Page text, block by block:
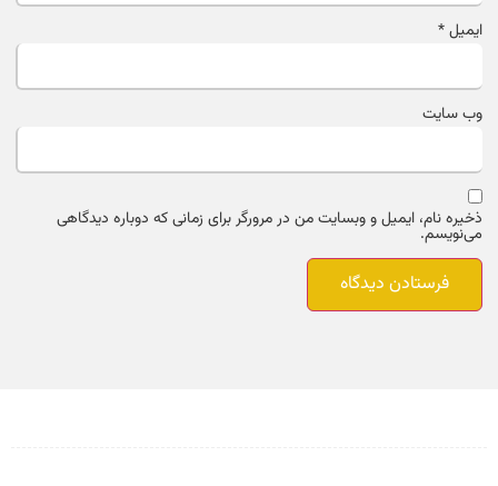
ایمیل*
وب‌ سایت
ذخیره نام، ایمیل و وبسایت من در مرورگر برای زمانی که دوباره دیدگاهی
می‌نویسم.